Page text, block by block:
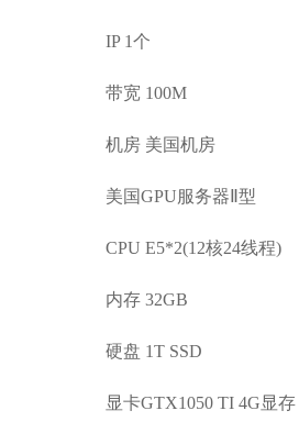
IP 1个
带宽 100M
机房 美国机房
美国GPU服务器Ⅱ型
CPU E5*2(12核24线程)
内存 32GB
硬盘 1T SSD
显卡GTX1050 TI 4G显存